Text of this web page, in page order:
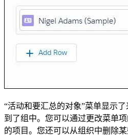
“活动和要汇总的对象”菜单显示
到了组中。您可以通过更改菜单
的项目。您还可以从组织中删除某